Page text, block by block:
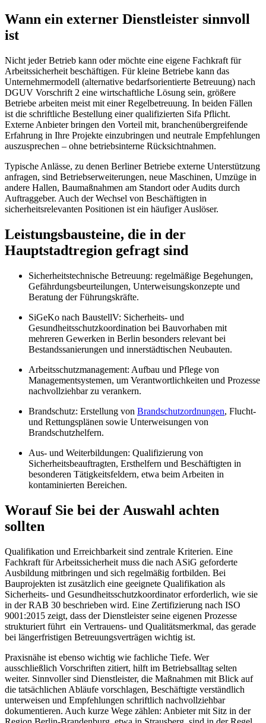
Wann ein externer Dienstleister sinnvoll
ist
Nicht jeder Betrieb kann oder möchte eine eigene Fachkraft für
Arbeitssicherheit beschäftigen. Für kleine Betriebe kann das
Unternehmermodell (alternative bedarfsorientierte Betreuung) nach
DGUV Vorschrift 2 eine wirtschaftliche Lösung sein, größere
Betriebe arbeiten meist mit einer Regelbetreuung. In beiden Fällen
ist die schriftliche Bestellung einer qualifizierten Sifa Pflicht.
Externe Anbieter bringen den Vorteil mit, branchenübergreifende
Erfahrung in Ihre Projekte einzubringen und neutrale Empfehlungen
auszusprechen – ohne betriebsinterne Rücksichtnahmen.
Typische Anlässe, zu denen Berliner Betriebe externe Unterstützung
anfragen, sind Betriebserweiterungen, neue Maschinen, Umzüge in
andere Hallen, Baumaßnahmen am Standort oder Audits durch
Auftraggeber. Auch der Wechsel von Beschäftigten in
sicherheitsrelevanten Positionen ist ein häufiger Auslöser.
Leistungsbausteine, die in der
Hauptstadtregion gefragt sind
Sicherheitstechnische Betreuung: regelmäßige Begehungen,
Gefährdungsbeurteilungen, Unterweisungskonzepte und
Beratung der Führungskräfte.
SiGeKo nach BaustellV: Sicherheits- und
Gesundheitsschutzkoordination bei Bauvorhaben mit
mehreren Gewerken in Berlin besonders relevant bei
Bestandssanierungen und innerstädtischen Neubauten.
Arbeitsschutzmanagement: Aufbau und Pflege von
Managementsystemen, um Verantwortlichkeiten und Prozesse
nachvollziehbar zu verankern.
Brandschutz: Erstellung von Brandschutzordnungen, Flucht-
und Rettungsplänen sowie Unterweisungen von
Brandschutzhelfern.
Aus- und Weiterbildungen: Qualifizierung von
Sicherheitsbeauftragten, Ersthelfern und Beschäftigten in
besonderen Tätigkeitsfeldern, etwa beim Arbeiten in
kontaminierten Bereichen.
Worauf Sie bei der Auswahl achten
sollten
Qualifikation und Erreichbarkeit sind zentrale Kriterien. Eine
Fachkraft für Arbeitssicherheit muss die nach ASiG geforderte
Ausbildung mitbringen und sich regelmäßig fortbilden. Bei
Bauprojekten ist zusätzlich eine geeignete Qualifikation als
Sicherheits- und Gesundheitsschutzkoordinator erforderlich, wie sie
in der RAB 30 beschrieben wird. Eine Zertifizierung nach ISO
9001:2015 zeigt, dass der Dienstleister seine eigenen Prozesse
strukturiert führt ein Vertrauens- und Qualitätsmerkmal, das gerade
bei längerfristigen Betreuungsverträgen wichtig ist.
Praxisnähe ist ebenso wichtig wie fachliche Tiefe. Wer
ausschließlich Vorschriften zitiert, hilft im Betriebsalltag selten
weiter. Sinnvoller sind Dienstleister, die Maßnahmen mit Blick auf
die tatsächlichen Abläufe vorschlagen, Beschäftigte verständlich
unterweisen und Empfehlungen schriftlich nachvollziehbar
dokumentieren. Auch kurze Wege zählen: Anbieter mit Sitz in der